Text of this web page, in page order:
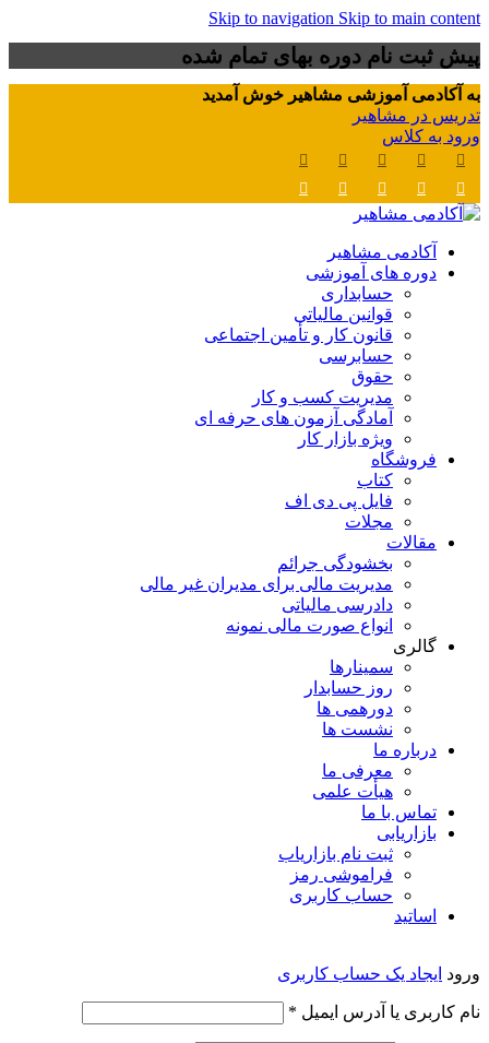
Skip to navigation Skip to main content
پیش ثبت نام دوره بهای تمام شده
به آکادمی آموزشی مشاهیر خوش آمدید
تدریس در مشاهیر
ورود به کلاس
آکادمی مشاهیر
دوره های آموزشی
حسابداری
قوانین مالیاتی
قانون کار و تأمین اجتماعی
حسابرسی
حقوق
مدیریت کسب و کار
آمادگی آزمون های حرفه ای
ویژه بازار کار
فروشگاه
کتاب
فایل پی دی اف
مجلات
مقالات
بخشودگی جرائم
مدیریت مالی برای مدیران غیر مالی
دادرسی مالیاتی
انواع صورت مالی نمونه
گالری
سمینارها
روز حسابدار
دورهمی ها
نشست ها
درباره ما
معرفی ما
هیأت علمی
تماس با ما
بازاریابی
ثبت نام بازاریاب
فراموشی رمز
حساب کاربری
اساتید
ورود ایجاد یک حساب کاربری
نام کاربری یا آدرس ایمیل *